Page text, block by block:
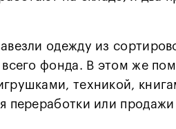
одежду из
фонда. В этом же
техникой,
переработки или